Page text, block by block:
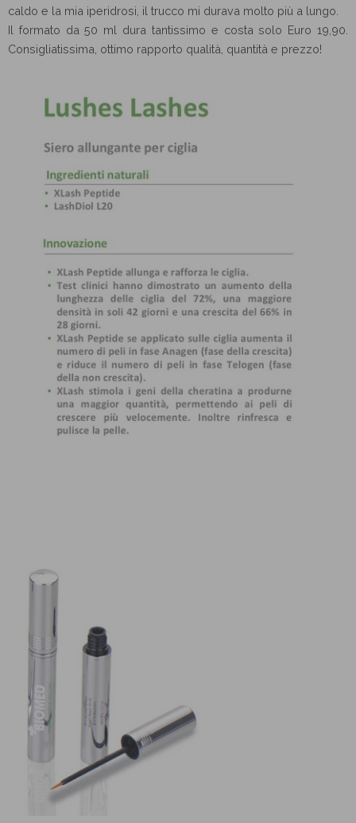
caldo e la mia iperidrosi, il trucco mi durava molto più a lungo.
Il formato da 50 ml dura tantissimo e costa solo Euro 19,90.
Consigliatissima, ottimo rapporto qualità, quantità e prezzo!